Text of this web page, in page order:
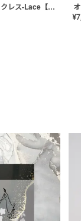
クリスタルネックレス-Lace【MA-CONL-02】
¥